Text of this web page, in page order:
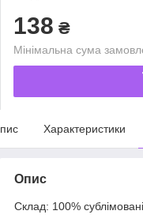
138 ₴
Мінімальна сума
Характеристики
Опис
Склад: 100%